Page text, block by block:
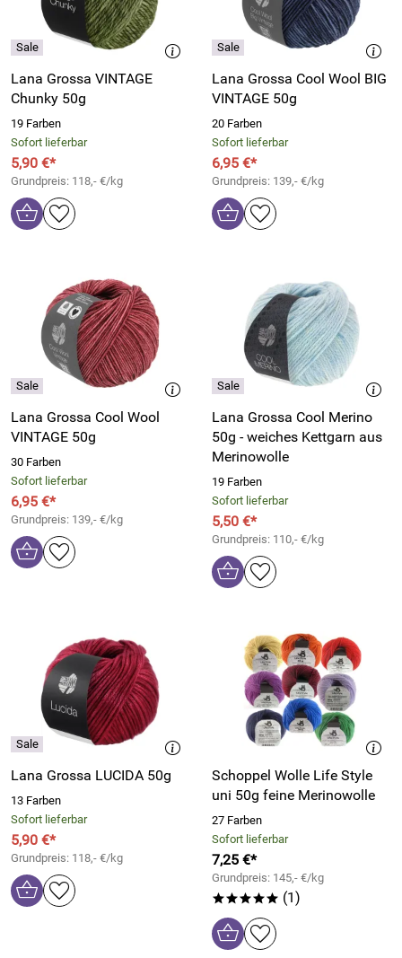
Lana Grossa VINTAGE
Chunky 50g
19 Farben
Sofort lieferbar
5,90 €*
Grundpreis: 118,- €/kg
Lana Grossa Cool Wool BIG
VINTAGE 50g
20 Farben
Sofort lieferbar
6,95 €*
Grundpreis: 139,- €/kg
Lana Grossa Cool Wool
VINTAGE 50g
30 Farben
Sofort lieferbar
6,95 €*
Grundpreis: 139,- €/kg
Lana Grossa Cool Merino
50g - weiches Kettgarn aus
Merinowolle
19 Farben
Sofort lieferbar
5,50 €*
Grundpreis: 110,- €/kg
Lana Grossa LUCIDA 50g
13 Farben
Sofort lieferbar
5,90 €*
Grundpreis: 118,- €/kg
Schoppel Wolle Life Style
uni 50g feine Merinowolle
27 Farben
Sofort lieferbar
7,25 €*
Grundpreis: 145,- €/kg
***** (1)